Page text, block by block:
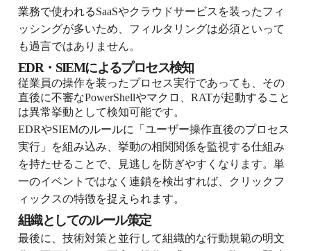
業務で使われるSaaSやクラウドサービスを装ったフィ
ッシングが多いため、フィルタリングは必須といって
も過言ではありません。
EDR・SIEMによるプロセス検知
従業員の操作を装ったプロセス実行であっても、その
直後に不審なPowerShellやマクロ、RATが起動すること
は異常挙動として検知可能です。
EDRやSIEMのルールに「ユーザー操作直後のプロセス
実行」を組み込み、挙動の相関関係を監視する仕組み
を持たせることで、見逃しを防ぎやすくなります。単
一のイベントではなく連鎖を検出すれば、クリックフ
ィックスの特徴を捉えられます。
組織としてのルール策定
最後に、技術対策と並行して組織的な行動規範の明文